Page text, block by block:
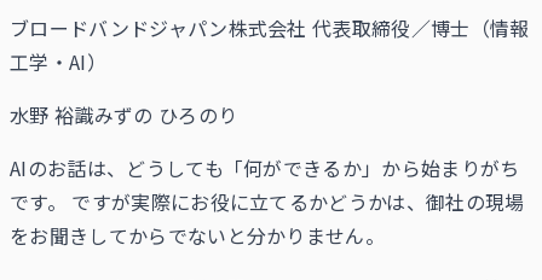
ブロードバンドジャパン株式会社 代表取締役／博士（情報
工学・AI）
水野 裕識みずの ひろのり
AIのお話は、どうしても「何ができるか」から始まりがち
です。 ですが実際にお役に立てるかどうかは、御社の現場
をお聞きしてからでないと分かりません。